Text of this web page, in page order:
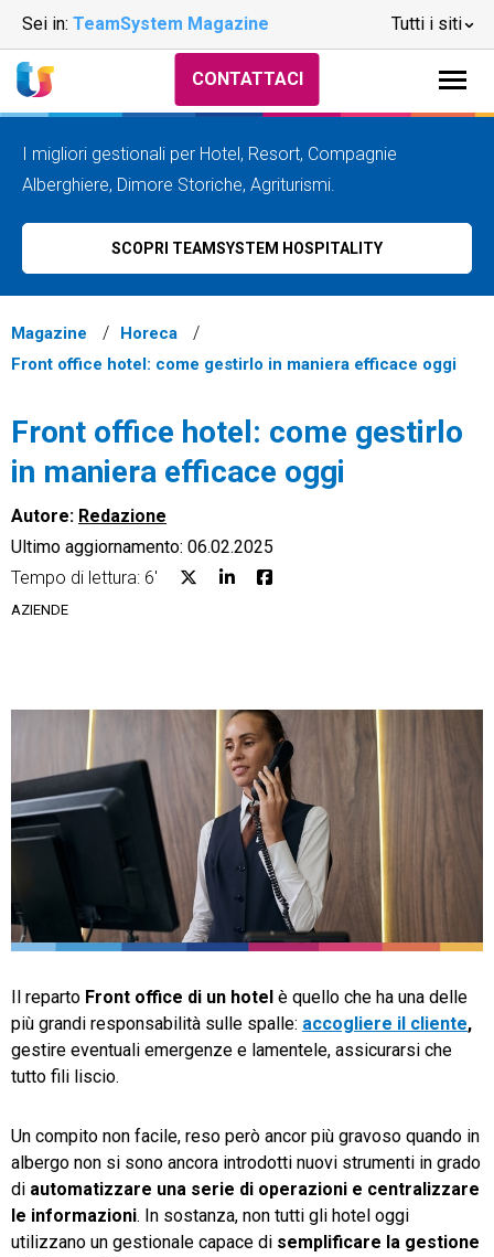
Sei in: TeamSystem Magazine Tutti i siti
Email Marketing
Fatturazione
Financial Solutions
Trust Services
TeamSystem Store
CONTATTACI
I migliori gestionali per Hotel, Resort, Compagnie
Alberghiere, Dimore Storiche, Agriturismi.
SCOPRI TEAMSYSTEM HOSPITALITY
Magazine
Horeca
Front office hotel: come gestirlo in maniera efficace oggi
Front office hotel: come gestirlo
in maniera efficace oggi
Autore: Redazione
Ultimo aggiornamento: 06.02.2025
Tempo di lettura: 6'
AZIENDE
Il reparto Front office di un hotel è quello che ha una delle
più grandi responsabilità sulle spalle: accogliere il cliente,
gestire eventuali emergenze e lamentele, assicurarsi che
tutto fili liscio.
Un compito non facile, reso però ancor più gravoso quando in
albergo non si sono ancora introdotti nuovi strumenti in grado
di automatizzare una serie di operazioni e centralizzare
le informazioni. In sostanza, non tutti gli hotel oggi
utilizzano un gestionale capace di semplificare la gestione